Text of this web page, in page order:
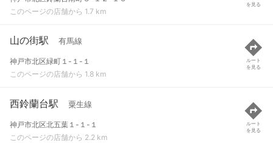
このページの店舗から 1.7 km
を見る
山の街駅 有馬線
神戸市北区緑町１-１-１
このページの店舗から 1.8 km
ルート
を見る
西鈴蘭台駅 粟生線
神戸市北区北五葉１-１-１
このページの店舗から 2.2 km
ルート
を見る